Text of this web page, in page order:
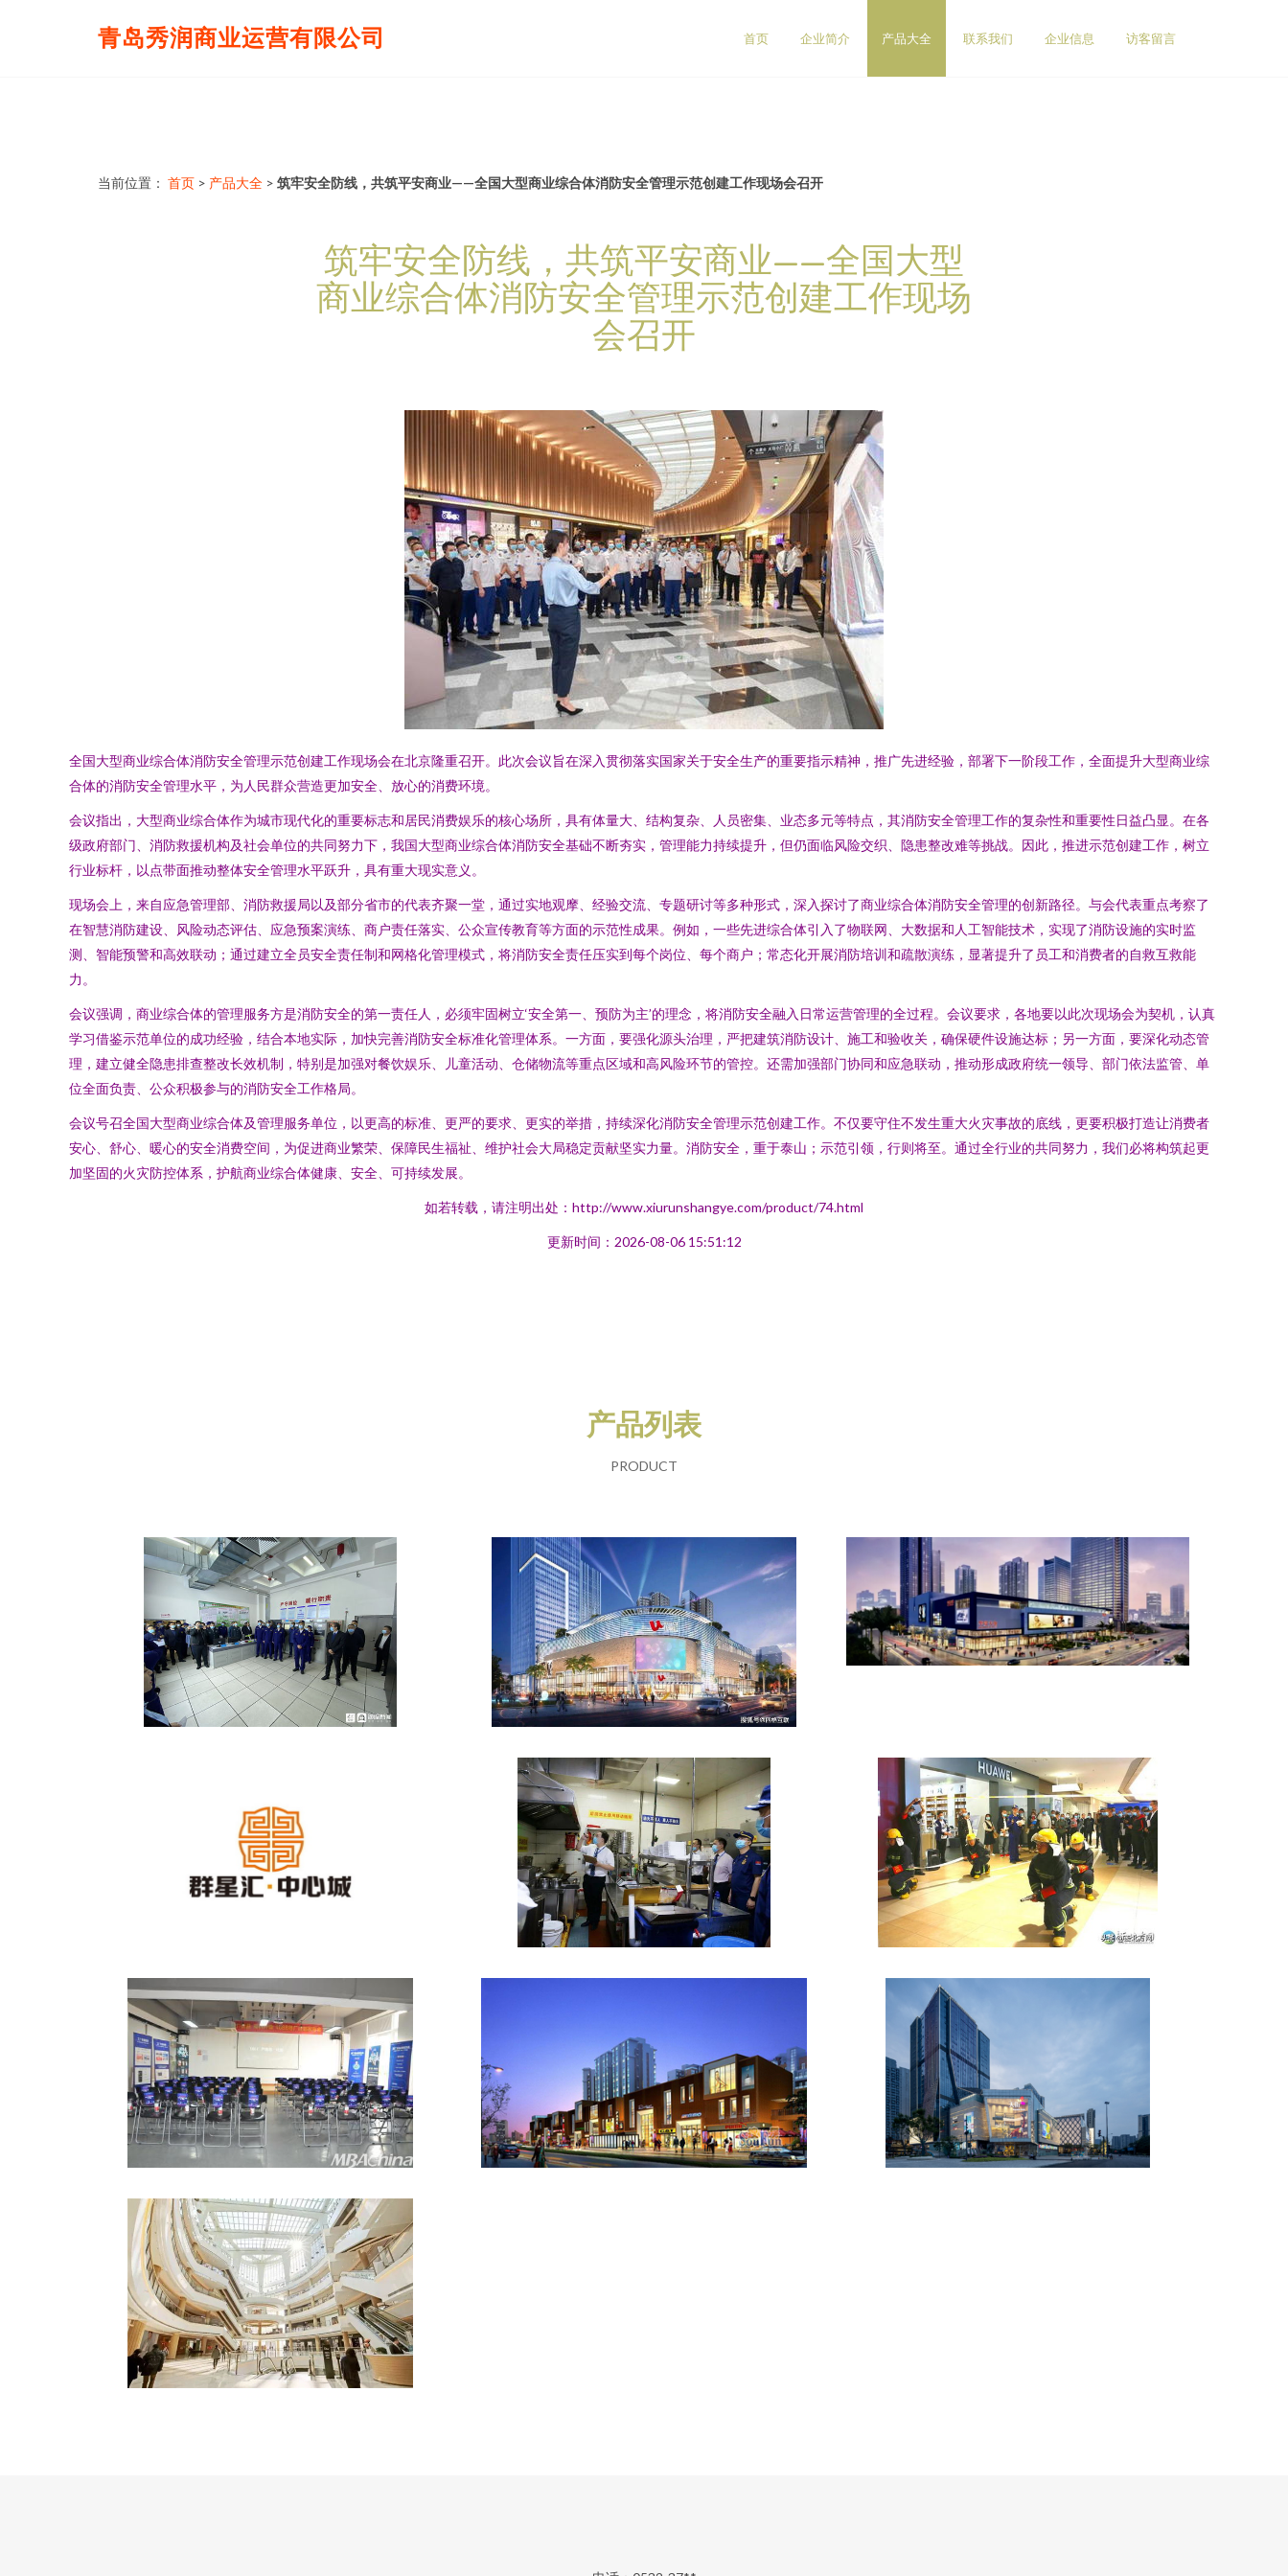
青岛秀润商业运营有限公司 首页 企业简介 产品大全 联系我们 企业信息 访客留言
当前位置： 首页 > 产品大全 > 筑牢安全防线，共筑平安商业——全国大型商业综合体消防安全管理示范创建工作现场会召开
筑牢安全防线，共筑平安商业——全国大型
商业综合体消防安全管理示范创建工作现场
会召开
全国大型商业综合体消防安全管理示范创建工作现场会在北京隆重召开。此次会议旨在深入贯彻落实国家关于安全生产的重要指示精神，推广先进经验，部署下一阶段工作，全面提升大型商业综
合体的消防安全管理水平，为人民群众营造更加安全、放心的消费环境。
会议指出，大型商业综合体作为城市现代化的重要标志和居民消费娱乐的核心场所，具有体量大、结构复杂、人员密集、业态多元等特点，其消防安全管理工作的复杂性和重要性日益凸显。在各
级政府部门、消防救援机构及社会单位的共同努力下，我国大型商业综合体消防安全基础不断夯实，管理能力持续提升，但仍面临风险交织、隐患整改难等挑战。因此，推进示范创建工作，树立
行业标杆，以点带面推动整体安全管理水平跃升，具有重大现实意义。
现场会上，来自应急管理部、消防救援局以及部分省市的代表齐聚一堂，通过实地观摩、经验交流、专题研讨等多种形式，深入探讨了商业综合体消防安全管理的创新路径。与会代表重点考察了
在智慧消防建设、风险动态评估、应急预案演练、商户责任落实、公众宣传教育等方面的示范性成果。例如，一些先进综合体引入了物联网、大数据和人工智能技术，实现了消防设施的实时监
测、智能预警和高效联动；通过建立全员安全责任制和网格化管理模式，将消防安全责任压实到每个岗位、每个商户；常态化开展消防培训和疏散演练，显著提升了员工和消费者的自救互救能
力。
会议强调，商业综合体的管理服务方是消防安全的第一责任人，必须牢固树立‘安全第一、预防为主’的理念，将消防安全融入日常运营管理的全过程。会议要求，各地要以此次现场会为契机，认真
学习借鉴示范单位的成功经验，结合本地实际，加快完善消防安全标准化管理体系。一方面，要强化源头治理，严把建筑消防设计、施工和验收关，确保硬件设施达标；另一方面，要深化动态管
理，建立健全隐患排查整改长效机制，特别是加强对餐饮娱乐、儿童活动、仓储物流等重点区域和高风险环节的管控。还需加强部门协同和应急联动，推动形成政府统一领导、部门依法监管、单
位全面负责、公众积极参与的消防安全工作格局。
会议号召全国大型商业综合体及管理服务单位，以更高的标准、更严的要求、更实的举措，持续深化消防安全管理示范创建工作。不仅要守住不发生重大火灾事故的底线，更要积极打造让消费者
安心、舒心、暖心的安全消费空间，为促进商业繁荣、保障民生福祉、维护社会大局稳定贡献坚实力量。消防安全，重于泰山；示范引领，行则将至。通过全行业的共同努力，我们必将构筑起更
加坚固的火灾防控体系，护航商业综合体健康、安全、可持续发展。
如若转载，请注明出处：http://www.xiurunshangye.com/product/74.html
更新时间：2026-08-06 15:51:12
产品列表
PRODUCT